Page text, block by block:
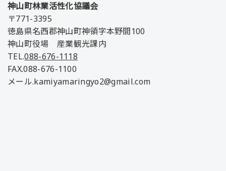
神山町林業活性化協議会
〒771-3395
徳島県名西郡神山町神領字本野間100
神山町役場 産業観光課内
TEL.088-676-1118
FAX.088-676-1100
メール.kamiyamaringyo2@gmail.com